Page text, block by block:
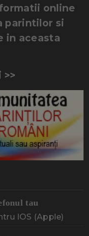
online
parintilor si
in aceasta
tau
IOS (Apple)